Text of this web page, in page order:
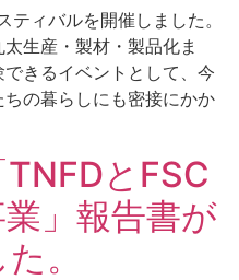
ィバルを開催しました。
生産・製材・製品化ま
きるイベントとして、今
の暮らしにも密接にかか
TNFDとFSC
」報告書が
。